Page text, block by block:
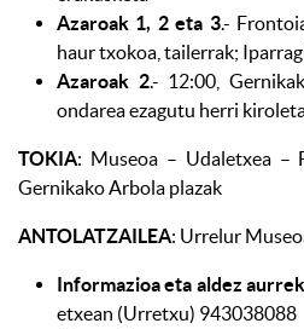
Azaroak 1, 2 eta 3.-
haur txokoa, tailerrak;
Azaroak 2.- 12:00,
ondarea ezagutu herri
TOKIA: Museoa – Udaletxea –
Gernikako Arbola plazak
ANTOLATZAILEA: Urrelur
Informazioa eta aldez
etxean (Urretxu) 943038088